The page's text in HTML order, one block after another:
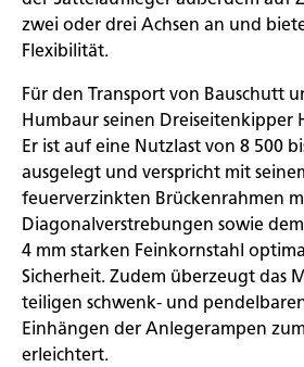
zwei oder drei Achsen an und
Flexibilität.
Für den Transport von Bauschutt
Humbaur seinen Dreiseitenkipper
Er ist auf eine Nutzlast von 8 500
ausgelegt und verspricht mit
feuerverzinkten Brückenrahmen
Diagonalverstrebungen sowie
4 mm starken Feinkornstahl
Sicherheit. Zudem überzeugt das
teiligen schwenk- und
Einhängen der Anlegerampen
erleichtert.